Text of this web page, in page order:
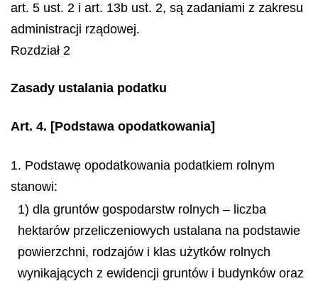
art. 5 ust. 2 i art. 13b ust. 2, są zadaniami z zakresu
administracji rządowej.
Rozdział 2
Zasady ustalania podatku
Art. 4. [Podstawa opodatkowania]
1. Podstawę opodatkowania podatkiem rolnym
stanowi:
1) dla gruntów gospodarstw rolnych – liczba
hektarów przeliczeniowych ustalana na podstawie
powierzchni, rodzajów i klas użytków rolnych
wynikających z ewidencji gruntów i budynków oraz